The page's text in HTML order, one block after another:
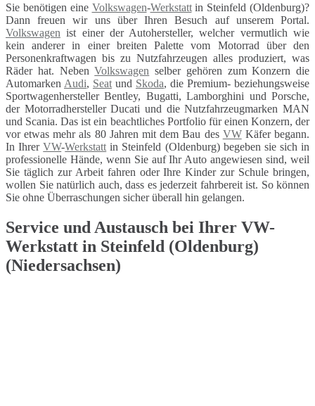
Sie benötigen eine Volkswagen-Werkstattin Steinfeld (Oldenburg)?
Dann freuen wir uns über Ihren Besuch auf unserem Portal.
Volkswagen ist einer der Autohersteller, welcher vermutlich wie
kein anderer in einer breiten Palette vom Motorrad über den
Personenkraftwagen bis zu Nutzfahrzeugen alles produziert, was
Räder hat. NebenVolkswagen selber gehören zum Konzern die
Automarken Audi, Seat und Skoda, die Premium- beziehungsweise
Sportwagenhersteller Bentley, Bugatti, Lamborghini und Porsche,
der Motorradhersteller Ducati und die Nutzfahrzeugmarken MAN
und Scania. Das ist ein beachtliches Portfolio für einen Konzern, der
vor etwas mehr als 80 Jahren mit dem Bau des VWKäfer begann.
In IhrerVW-Werkstatt in Steinfeld (Oldenburg) begeben sie sich in
professionelle Hände, wenn Sie auf Ihr Auto angewiesen sind, weil
Sie täglich zur Arbeit fahren oder Ihre Kinder zur Schule bringen,
wollen Sie natürlich auch, dass es jederzeit fahrbereit ist. So können
Sie ohne Überraschungen sicher überall hin gelangen.
Service und Austausch bei Ihrer VW-
Werkstatt in Steinfeld (Oldenburg)
(Niedersachsen)